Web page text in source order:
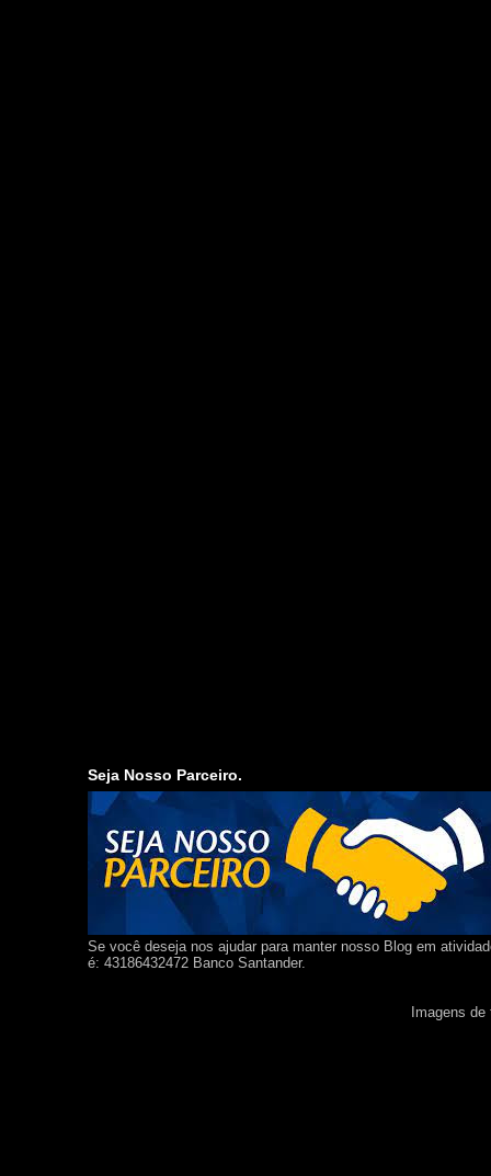
Seja Nosso Parceiro.
Se você deseja nos ajudar para manter nosso Blog em
é: 43186432472 Banco Santander.
Imagens